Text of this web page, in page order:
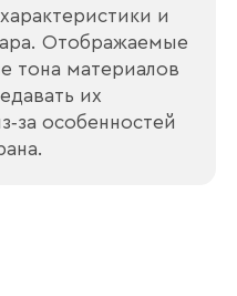
и
Отображаемые
тона материалов
их
особенностей